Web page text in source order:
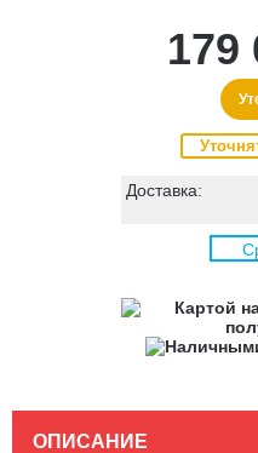
179
Доставка:
ОПИСАНИЕ